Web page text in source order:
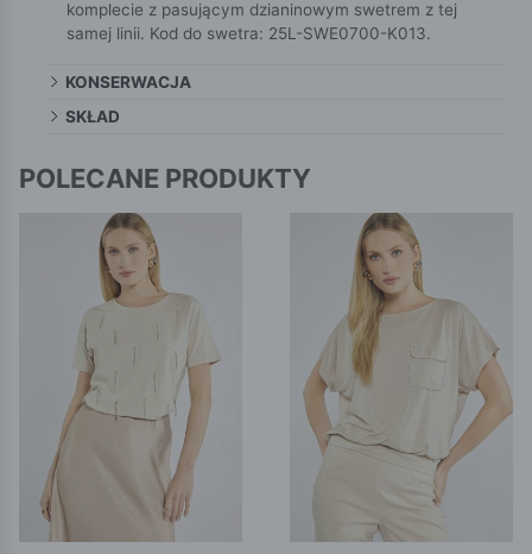
komplecie z pasującym dzianinowym swetrem z tej
samej linii. Kod do swetra: 25L-SWE0700-K013.
KONSERWACJA
SKŁAD
POLECANE PRODUKTY